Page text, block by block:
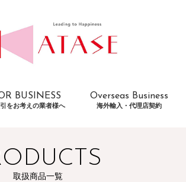
BUSINESS
をお考えの業者様へ
Overseas Business
海外輸入・代理店契約
取扱商品一覧